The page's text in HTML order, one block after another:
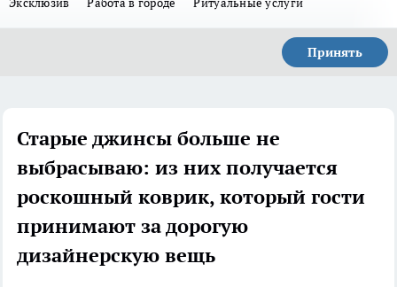
Принять
Старые джинсы больше не
выбрасываю: из них получается
роскошный коврик, который гости
принимают за дорогую
дизайнерскую вещь